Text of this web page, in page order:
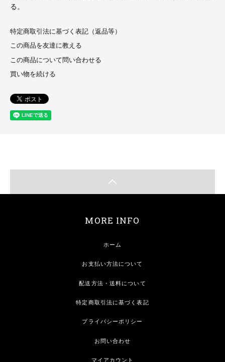
る。
特定商取引法に基づく表記（返品等）
この商品を友達に教える
この商品について問い合わせる
買い物を続ける
MORE INFO
ホーム
お支払い方法について
配送方法・送料について
特定商取引法に基づく表記
プライバシーポリシー
お問い合わせ
マイアカウント